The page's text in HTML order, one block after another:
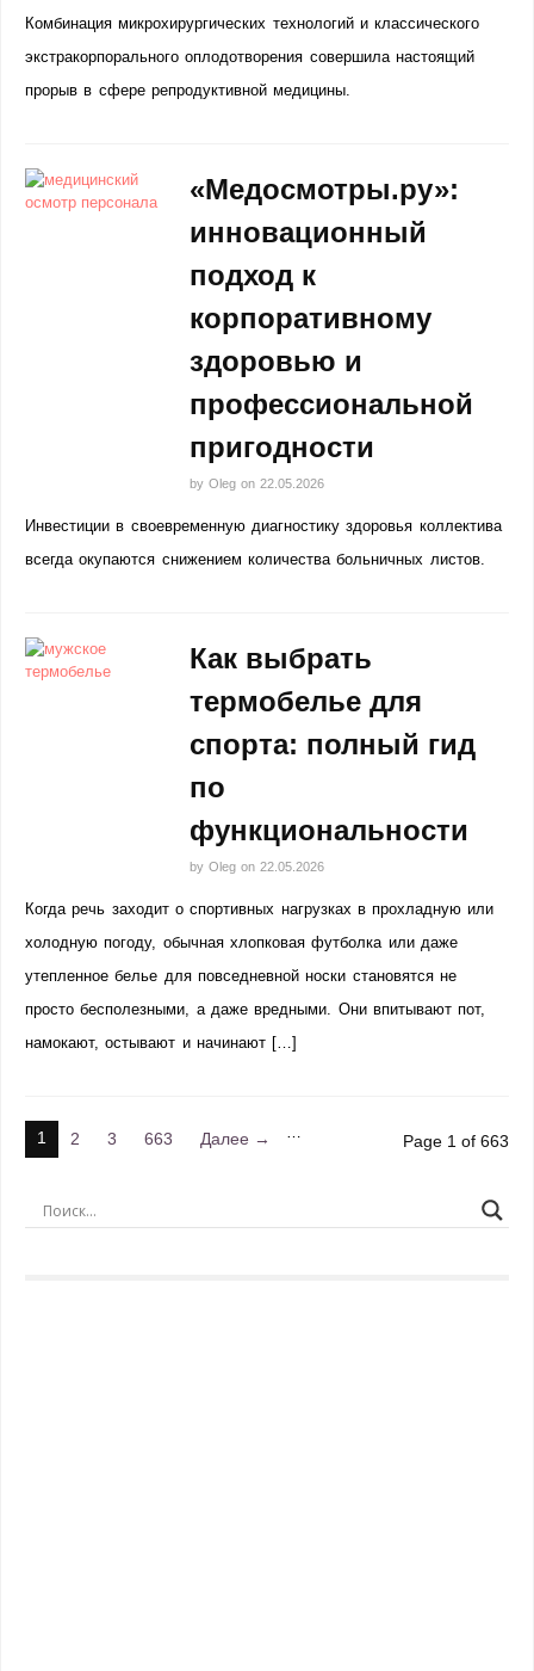
Комбинация микрохирургических технологий и классического
экстракорпорального оплодотворения совершила настоящий
прорыв в сфере репродуктивной медицины.
«Медосмотры.ру»:
инновационный
подход к
корпоративному
здоровью и
профессиональной
пригодности
by Oleg on 22.05.2026
Инвестиции в своевременную диагностику здоровья коллектива
всегда окупаются снижением количества больничных листов.
Как выбрать
термобелье для
спорта: полный гид
по
функциональности
by Oleg on 22.05.2026
Когда речь заходит о спортивных нагрузках в прохладную или
холодную погоду, обычная хлопковая футболка или даже
утепленное белье для повседневной носки становятся не
просто бесполезными, а даже вредными. Они впитывают пот,
намокают, остывают и начинают […]
1 2 3 …
663 Далее → Page 1 of 663